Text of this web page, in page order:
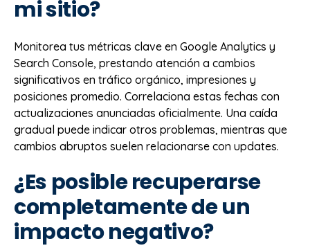
mi sitio?
Monitorea tus métricas clave en Google Analytics y
Search Console, prestando atención a cambios
significativos en tráfico orgánico, impresiones y
posiciones promedio. Correlaciona estas fechas con
actualizaciones anunciadas oficialmente. Una caída
gradual puede indicar otros problemas, mientras que
cambios abruptos suelen relacionarse con updates.
¿Es posible recuperarse
completamente de un
impacto negativo?